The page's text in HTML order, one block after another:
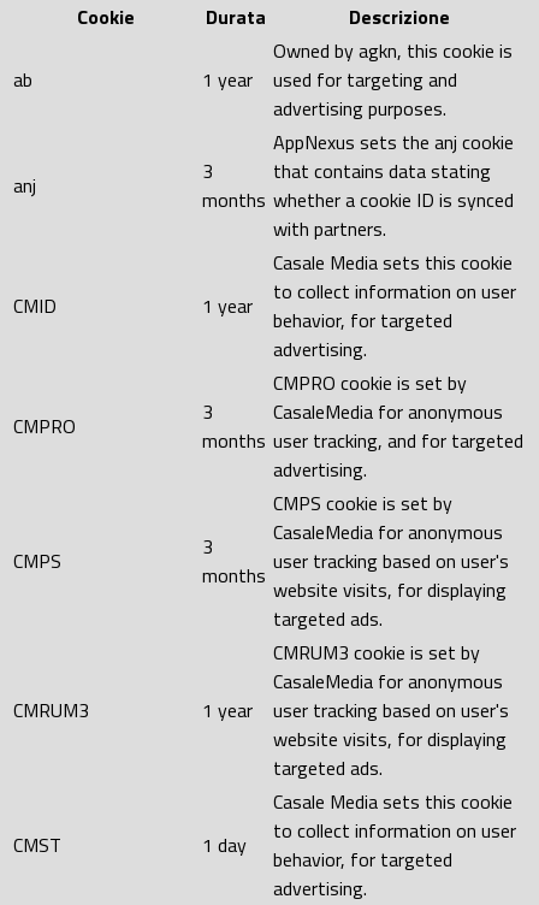
Cookie
Durata Descrizione
ab 1 year
Owned by agkn, this cookie is
used for targeting and
advertising purposes.
anj
3
months
AppNexus sets the anj cookie
that contains data stating
whether a cookie ID is synced
with partners.
CMID 1 year
Casale Media sets this cookie
to collect information on user
behavior, for targeted
advertising.
CMPRO
3
months
CMPRO cookie is set by
CasaleMedia for anonymous
user tracking, and for targeted
advertising.
CMPS
3
months
CMPS cookie is set by
CasaleMedia for anonymous
user tracking based on user's
website visits, for displaying
targeted ads.
CMRUM3 1 year
CMRUM3 cookie is set by
CasaleMedia for anonymous
user tracking based on user's
website visits, for displaying
targeted ads.
CMST 1 day
Casale Media sets this cookie
to collect information on user
behavior, for targeted
advertising.